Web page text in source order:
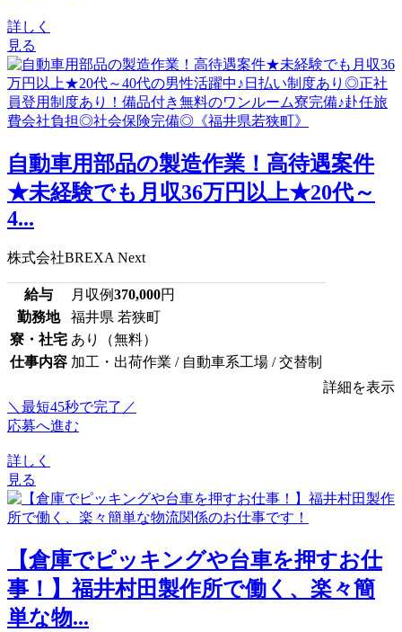
詳しく
見る
自動車用部品の製造作業！高待遇案件
★未経験でも月収36万円以上★20代～
4...
株式会社BREXA Next
給与 月収例370,000円
勤務地
福井県 若狭町
寮・社宅 あり（無料）
仕事内容 加工・出荷作業 / 自動車系工場 / 交替制
詳細を表示
＼最短45秒で完了／
応募へ進む
詳しく
見る
【倉庫でピッキングや台車を押すお仕
事！】福井村田製作所で働く、楽々簡
単な物...